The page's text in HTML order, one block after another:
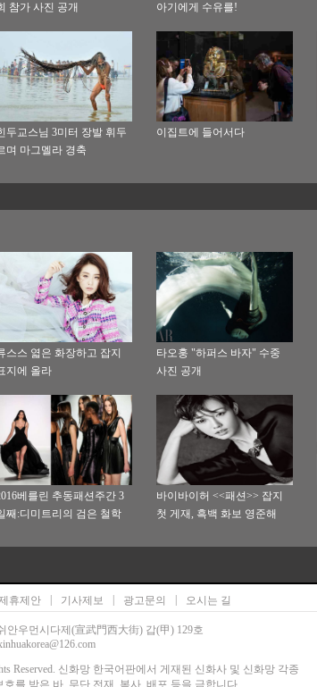
참가 사진 공개
아기에게 수유를!
두교스님 3미터 장발 휘두
며 마그멜라 경축
이집트에 들어서다
스스 엷은 화장하고 잡지
지에 올라
타오훙 "하퍼스 바자" 수중
사진 공개
베를린 추동패션주간 3
째:디미트리의 검은 철학
바이바이허 <<패션>> 잡지
첫 게재, 흑백 화보 영준해
휴제안 기사제보 광고문의 오시는 길
안우먼시다제(宣武門西大街) 갑(甲) 129호
Reserved. 신화망 한국어판에서 게재된 신화사 및 신화망 각종
를 받은 바, 무단 전재, 복사, 배포 등을 금합니다.